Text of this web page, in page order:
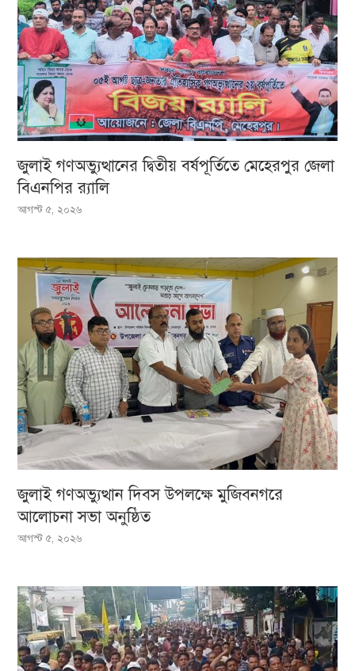
জুলাই গণঅভ্যুত্থানের দ্বিতীয় বর্ষপূর্তিতে মেহেরপুর জেলা
বিএনপির র‍্যালি
আগস্ট ৫, ২০২৬
জুলাই গণঅভ্যুত্থান দিবস উপলক্ষে মুজিবনগরে
আলোচনা সভা অনুষ্ঠিত
আগস্ট ৫, ২০২৬